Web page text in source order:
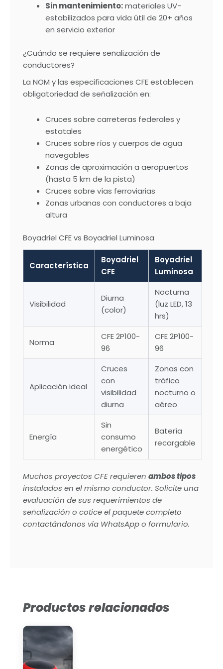
Sin mantenimiento:materiales UV-
estabilizados para vida útil de 20+ años
en servicio exterior
¿Cuándo se requiere señalización de
conductores?
La NOM y las especificaciones CFE establecen
obligatoriedad de señalización en:
Cruces sobre carreteras federales y
estatales
Cruces sobre ríos y cuerpos de agua
navegables
Zonas de aproximación a aeropuertos
(hasta 5 km de la pista)
Cruces sobre vías ferroviarias
Zonas urbanas con conductores a baja
altura
Boyadriel CFE vs Boyadriel Luminosa
Característica
Boyadriel
CFE
Boyadriel
Luminosa
Visibilidad
Diurna
(color)
Nocturna
(luz LED, 13
hrs)
Norma
CFE 2P100-
96
CFE 2P100-
96
Aplicación ideal
Cruces
con
visibilidad
diurna
Zonas con
tráfico
nocturno o
aéreo
Energía
Sin
consumo
energético
Batería
recargable
Muchos proyectos CFE requieren ambos tipos
instalados en el mismo conductor. Solicite una
evaluación de sus requerimientos de
señalización o cotice el paquete completo
contactándonos vía WhatsApp o formulario.
Productos relacionados